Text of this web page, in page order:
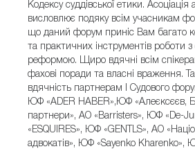
Кодексу суддівської етики. Асоціація
висловлює подяку всім учасникам
що даний форум приніс Вам багато
та практичних інструментів роботи
реформою. Щиро вдячні всім
фахові поради та власні враження.
вдячність партнерам I Судового
ЮФ «ADER HABER»,ЮФ «Алеєксєєв,
партнери», АО «Barristers», ЮФ «De-
«ESQUIRES», ЮФ «GENTLS», АО
адвокатів», ЮФ «Sayenko Kharenko»,